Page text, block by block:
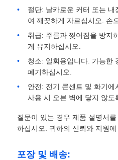
절단: 날카로운 커터 또는
여 깨끗하게 자르십시오. 손
취급: 주름과 찢어짐을 방지
게 유지하십시오.
청소: 일회용입니다. 가능한
폐기하십시오.
안전: 전기 콘센트 및 화기에
사용 시 오븐 벽에 닿지 않도
질문이 있는 경우 제품 설명서
하십시오. 귀하의 신뢰와 지원
포장 및 배송: